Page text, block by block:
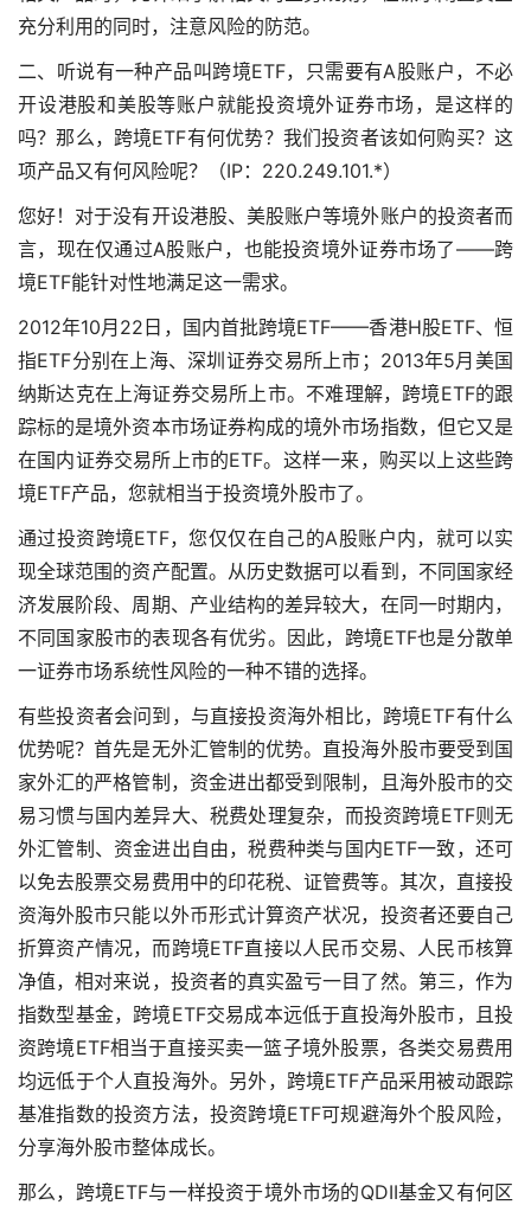
充分利用的同时，注意风险的防范。
二、听说有一种产品叫跨境ETF，只需要有A股账户，不必
开设港股和美股等账户就能投资境外证券市场，是这样的
吗？那么，跨境ETF有何优势？我们投资者该如何购买？这
项产品又有何风险呢？（IP：220.249.101.*）
您好！对于没有开设港股、美股账户等境外账户的投资者而
言，现在仅通过A股账户，也能投资境外证券市场了——跨
境ETF能针对性地满足这一需求。
2012年10月22日，国内首批跨境ETF——香港H股ETF、恒
指ETF分别在上海、深圳证券交易所上市；2013年5月美国
纳斯达克在上海证券交易所上市。不难理解，跨境ETF的跟
踪标的是境外资本市场证券构成的境外市场指数，但它又是
在国内证券交易所上市的ETF。这样一来，购买以上这些跨
境ETF产品，您就相当于投资境外股市了。
通过投资跨境ETF，您仅仅在自己的A股账户内，就可以实
现全球范围的资产配置。从历史数据可以看到，不同国家经
济发展阶段、周期、产业结构的差异较大，在同一时期内，
不同国家股市的表现各有优劣。因此，跨境ETF也是分散单
一证券市场系统性风险的一种不错的选择。
有些投资者会问到，与直接投资海外相比，跨境ETF有什么
优势呢？首先是无外汇管制的优势。直投海外股市要受到国
家外汇的严格管制，资金进出都受到限制，且海外股市的交
易习惯与国内差异大、税费处理复杂，而投资跨境ETF则无
外汇管制、资金进出自由，税费种类与国内ETF一致，还可
以免去股票交易费用中的印花税、证管费等。其次，直接投
资海外股市只能以外币形式计算资产状况，投资者还要自己
折算资产情况，而跨境ETF直接以人民币交易、人民币核算
净值，相对来说，投资者的真实盈亏一目了然。第三，作为
指数型基金，跨境ETF交易成本远低于直投海外股市，且投
资跨境ETF相当于直接买卖一篮子境外股票，各类交易费用
均远低于个人直投海外。另外，跨境ETF产品采用被动跟踪
基准指数的投资方法，投资跨境ETF可规避海外个股风险，
分享海外股市整体成长。
那么，跨境ETF与一样投资于境外市场的QDII基金又有何区